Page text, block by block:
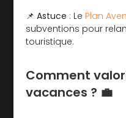
📌Astuce : Le Plan
subventions pour
touristique.
Comment
vacances ? 💼